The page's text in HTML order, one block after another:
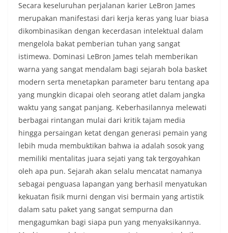
Secara keseluruhan perjalanan karier LeBron James
merupakan manifestasi dari kerja keras yang luar biasa
dikombinasikan dengan kecerdasan intelektual dalam
mengelola bakat pemberian tuhan yang sangat
istimewa. Dominasi LeBron James telah memberikan
warna yang sangat mendalam bagi sejarah bola basket
modern serta menetapkan parameter baru tentang apa
yang mungkin dicapai oleh seorang atlet dalam jangka
waktu yang sangat panjang. Keberhasilannya melewati
berbagai rintangan mulai dari kritik tajam media
hingga persaingan ketat dengan generasi pemain yang
lebih muda membuktikan bahwa ia adalah sosok yang
memiliki mentalitas juara sejati yang tak tergoyahkan
oleh apa pun. Sejarah akan selalu mencatat namanya
sebagai penguasa lapangan yang berhasil menyatukan
kekuatan fisik murni dengan visi bermain yang artistik
dalam satu paket yang sangat sempurna dan
mengagumkan bagi siapa pun yang menyaksikannya.